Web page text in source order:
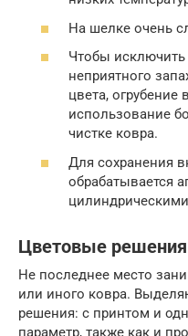
На шелке очень
Чтобы
неприятного
цвета, огрубение
использование
чистке ковра.
Для сохранения
обрабатывается
Цветовые решения
Не последнее место
или иного ковра.
решения: с принтом и
параметр, также как и